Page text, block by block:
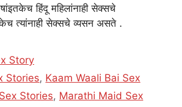
हिंदू महिलांनाही सेक्सचे
त्यांनाही सेक्सचे व्यसन असते .
Story
Stories, Kaam Waali Bai Sex
Stories, Marathi Maid Sex